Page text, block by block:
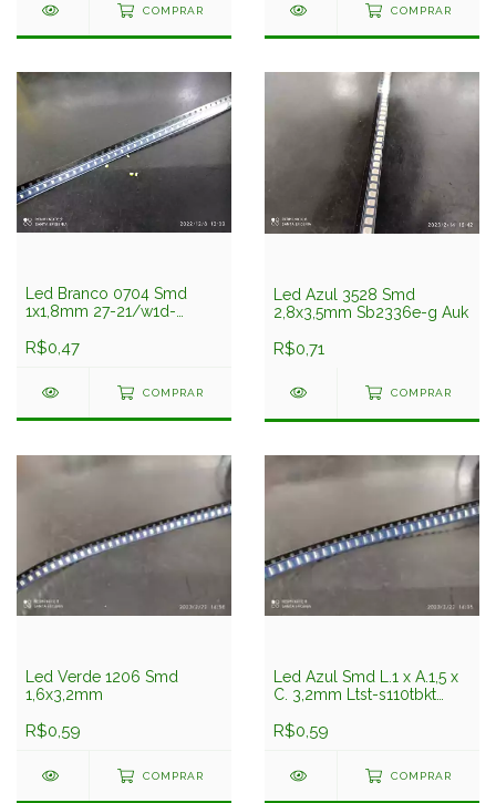
COMPRAR COMPRAR
Led Branco 0704 Smd
1x1,8mm 27-21/w1d-
R$0,47
COMPRAR
Led Azul 3528 Smd
2,8x3,5mm Sb2336e-g Auk
R$0,71
COMPRAR
Led Verde 1206 Smd
1,6x3,2mm
R$0,59
COMPRAR
Led Azul Smd L.1 x A.1,5 x
C. 3,2mm Ltst-s110tbkt
R$0,59
COMPRAR